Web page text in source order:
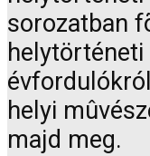
sorozatban
helyi
majd meg.